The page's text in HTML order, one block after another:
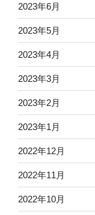
2023年6月
2023年5月
2023年4月
2023年3月
2023年2月
2023年1月
2022年12月
2022年11月
2022年10月